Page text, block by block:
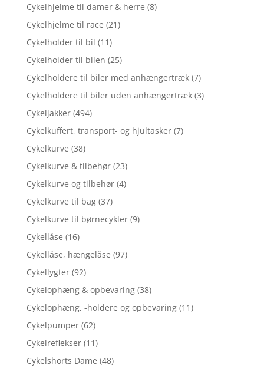
Cykelhjelme til damer & herre (8)
Cykelhjelme til race (21)
Cykelholder til bil (11)
Cykelholder til bilen (25)
Cykelholdere til biler med anhængertræk (7)
Cykelholdere til biler uden anhængertræk (3)
Cykeljakker (494)
Cykelkuffert, transport- og hjultasker (7)
Cykelkurve (38)
Cykelkurve & tilbehør (23)
Cykelkurve og tilbehør (4)
Cykelkurve til bag (37)
Cykelkurve til børnecykler (9)
Cykellåse (16)
Cykellåse, hængelåse (97)
Cykellygter (92)
Cykelophæng & opbevaring (38)
Cykelophæng, -holdere og opbevaring (11)
Cykelpumper (62)
Cykelreflekser (11)
Cykelshorts Dame (48)